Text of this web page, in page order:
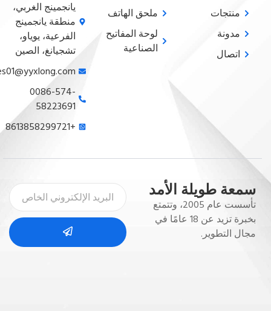
منتجات
مدونة
اتصال
ملحق الهاتف
لوحة المفاتيح
الصناعية
يانجمينج الغربي،
منطقة يانجمينج
الفرعية، يوياو،
تشجيانغ، الصين
sales01@yyxlong.com
0086-574-
58223691
+8613858299721
سمعة طويلة الأمد
تأسست عام 2005، وتتمتع
بخبرة تزيد عن 18 عامًا في
مجال التطوير.